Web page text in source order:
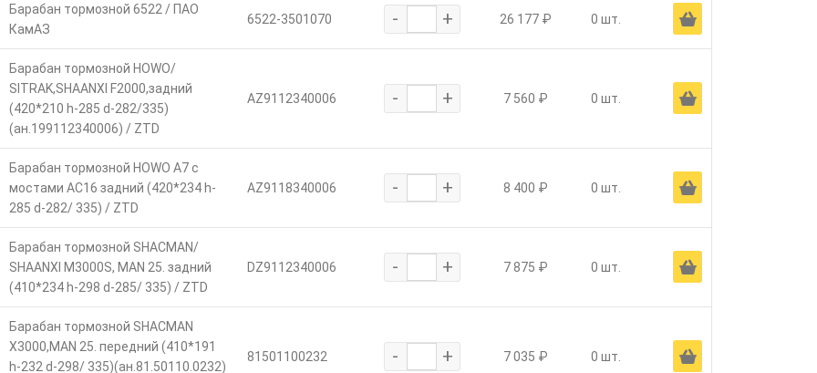
Барабан тормозной 6522 / ПАО
КамАЗ
6522-3501070 - + 26 177 ₽ 0 шт. Ä
Барабан тормозной HOWO/
SITRAK,SHAANXI F2000,задний
(420*210 h-285 d-282/335)
(ан.199112340006) / ZTD
AZ9112340006 - + 7 560 ₽ 0 шт. Ä
Барабан тормозной HOWO A7 с
мостами AC16 задний (420*234 h-
285 d-282/ 335) / ZTD
AZ9118340006 - + 8 400 ₽ 0 шт. Ä
Барабан тормозной SHACMAN/
SHAANXI M3000S, MAN 25. задний
(410*234 h-298 d-285/ 335) / ZTD
DZ9112340006 - + 7 875 ₽ 0 шт. Ä
Барабан тормозной SHACMAN
Х3000,MAN 25. передний (410*191
h-232 d-298/ 335)(ан.81.50110.0232)
81501100232 - + 7 035 ₽ 0 шт. Ä